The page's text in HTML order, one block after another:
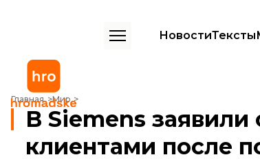
НовостиТексты
Главная Мир
В Siemens заявили об изменениях в работе с
В Siemens
клиентами после